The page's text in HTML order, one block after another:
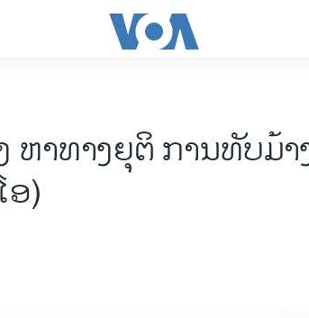
ຫາ​ທາງ​ຍຸຕິ ​ການທັບ​ມ້າ
ອ)